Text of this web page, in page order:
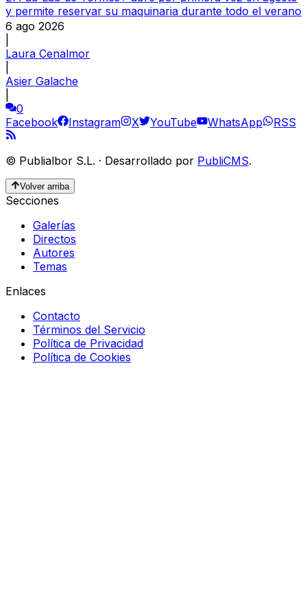
y permite reservar su maquinaria durante todo el verano
6 ago 2026
Laura Cenalmor
Asier Galache
0
Facebook
Instagram X YouTube WhatsApp RSS
© Publialbor S.L. · Desarrollado por PubliCMS.
Volver arriba
Secciones
Galerías
Directos
Autores
Temas
Enlaces
Contacto
Términos del Servicio
Política de Privacidad
Política de Cookies